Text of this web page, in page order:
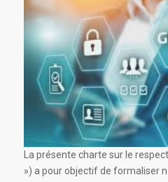
La présente charte sur le
») a pour objectif de formaliser